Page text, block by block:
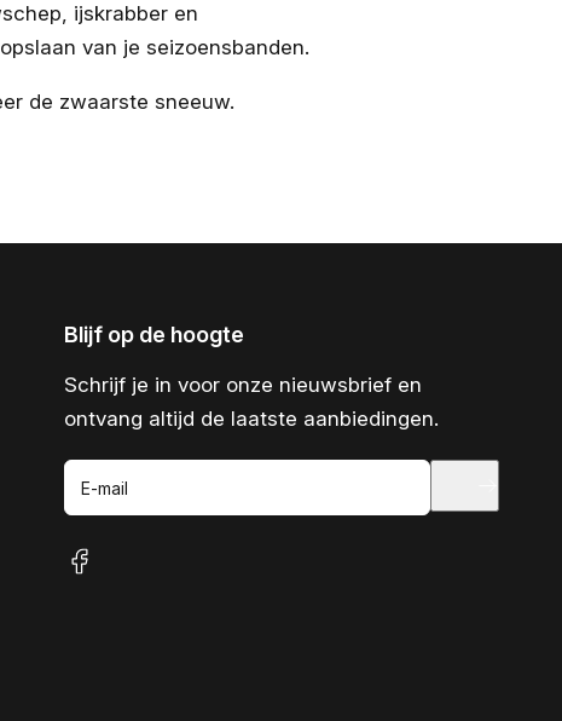
ijskrabber en
van je seizoensbanden.
de zwaarste sneeuw.
Blijf op de hoogte
Schrijf je in voor onze nieuwsbrief en
ontvang altijd de laatste aanbiedingen.
E-mail
facebook